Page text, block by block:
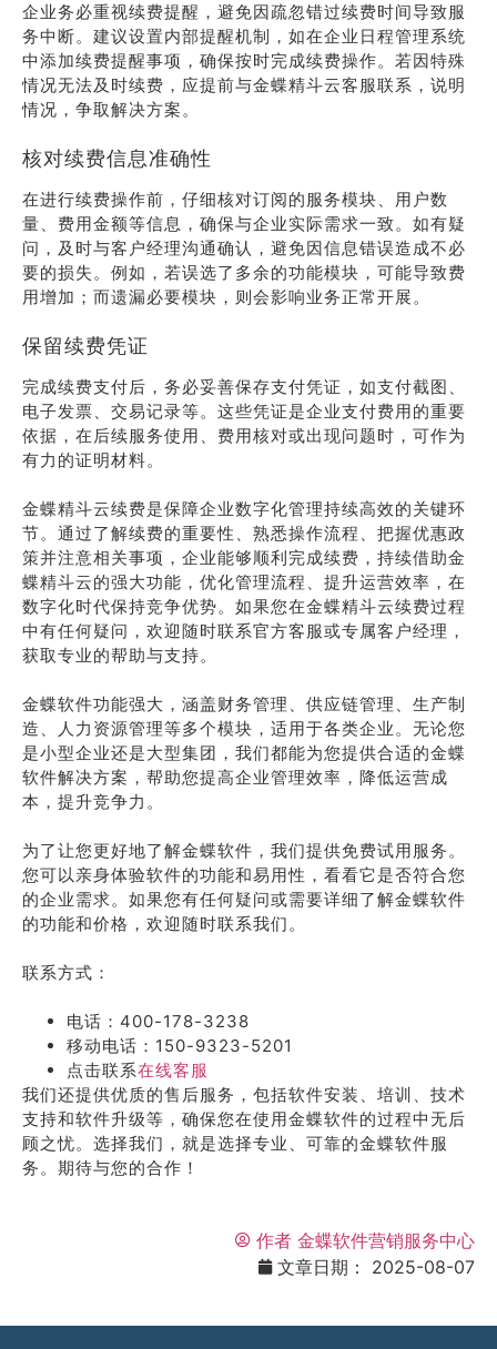
企业务必重视续费提醒，避免因疏忽错过续费时间导致服
务中断。建议设置内部提醒机制，如在企业日程管理系统
中添加续费提醒事项，确保按时完成续费操作。若因特殊
情况无法及时续费，应提前与金蝶精斗云客服联系，说明
情况，争取解决方案。
核对续费信息准确性
在进行续费操作前，仔细核对订阅的服务模块、用户数
量、费用金额等信息，确保与企业实际需求一致。如有疑
问，及时与客户经理沟通确认，避免因信息错误造成不必
要的损失。例如，若误选了多余的功能模块，可能导致费
用增加；而遗漏必要模块，则会影响业务正常开展。
保留续费凭证
完成续费支付后，务必妥善保存支付凭证，如支付截图、
电子发票、交易记录等。这些凭证是企业支付费用的重要
依据，在后续服务使用、费用核对或出现问题时，可作为
有力的证明材料。
金蝶精斗云续费是保障企业数字化管理持续高效的关键环
节。通过了解续费的重要性、熟悉操作流程、把握优惠政
策并注意相关事项，企业能够顺利完成续费，持续借助金
蝶精斗云的强大功能，优化管理流程、提升运营效率，在
数字化时代保持竞争优势。如果您在金蝶精斗云续费过程
中有任何疑问，欢迎随时联系官方客服或专属客户经理，
获取专业的帮助与支持。
金蝶软件功能强大，涵盖财务管理、供应链管理、生产制
造、人力资源管理等多个模块，适用于各类企业。无论您
是小型企业还是大型集团，我们都能为您提供合适的金蝶
软件解决方案，帮助您提高企业管理效率，降低运营成
本，提升竞争力。
为了让您更好地了解金蝶软件，我们提供免费试用服务。
您可以亲身体验软件的功能和易用性，看看它是否符合您
的企业需求。如果您有任何疑问或需要详细了解金蝶软件
的功能和价格，欢迎随时联系我们。
联系方式：
电话：400-178-3238
移动电话：150-9323-5201
点击联系在线客服
我们还提供优质的售后服务，包括软件安装、培训、技术
支持和软件升级等，确保您在使用金蝶软件的过程中无后
顾之忧。选择我们，就是选择专业、可靠的金蝶软件服
务。期待与您的合作！
作者 金蝶软件营销服务中心
文章日期：
2025-08-07